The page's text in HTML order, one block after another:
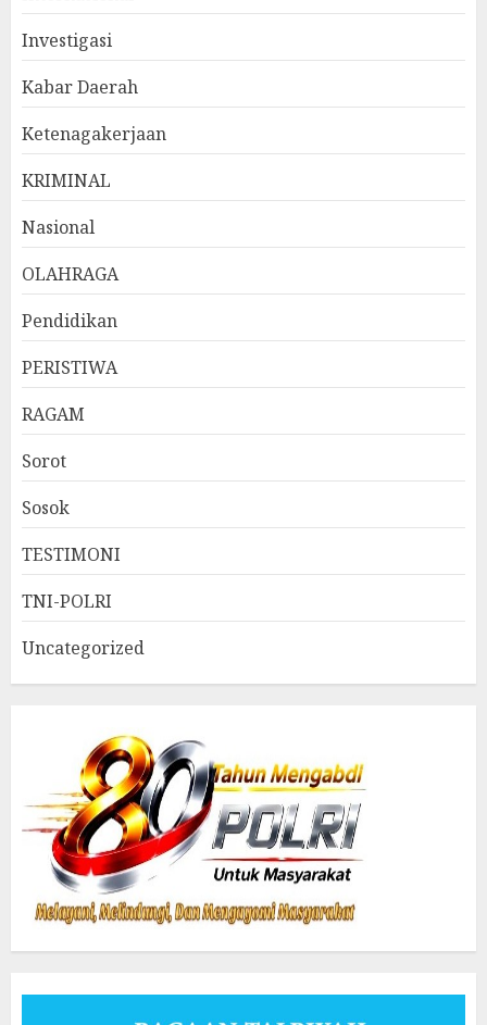
Investigasi
Kabar Daerah
Ketenagakerjaan
KRIMINAL
Nasional
OLAHRAGA
Pendidikan
PERISTIWA
RAGAM
Sorot
Sosok
TESTIMONI
TNI-POLRI
Uncategorized